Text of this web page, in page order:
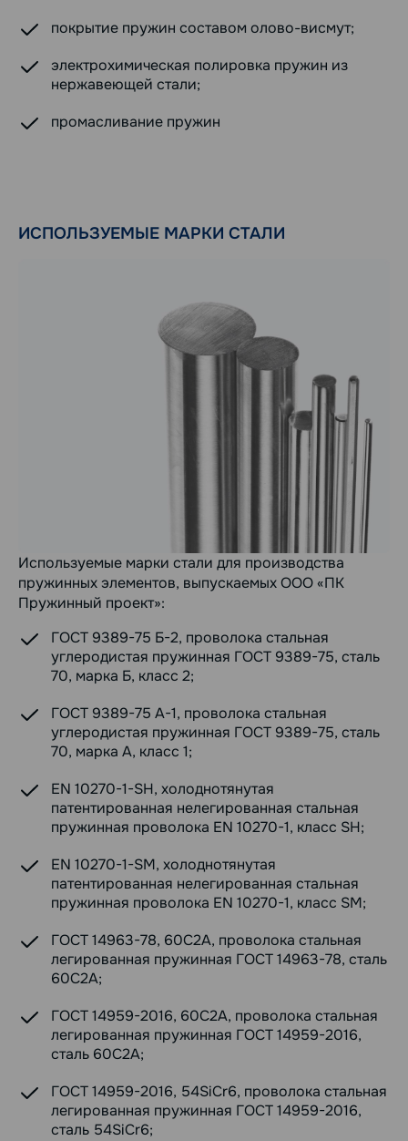
покрытие пружин составом олово-висмут;
электрохимическая полировка пружин из
нержавеющей стали;
промасливание пружин
ИСПОЛЬЗУЕМЫЕ МАРКИ СТАЛИ
Используемые марки стали для производства
пружинных элементов, выпускаемых ООО «ПК
Пружинный проект»:
ГОСТ 9389-75 Б-2, проволока стальная
углеродистая пружинная ГОСТ 9389-75, сталь
70, марка Б, класс 2;
ГОСТ 9389-75 А-1, проволока стальная
углеродистая пружинная ГОСТ 9389-75, сталь
70, марка А, класс 1;
EN 10270-1-SH, холоднотянутая
патентированная нелегированная стальная
пружинная проволока EN 10270-1, класс SH;
EN 10270-1-SM, холоднотянутая
патентированная нелегированная стальная
пружинная проволока EN 10270-1, класс SM;
ГОСТ 14963-78, 60С2А, проволока стальная
легированная пружинная ГОСТ 14963-78, сталь
60С2А;
ГОСТ 14959-2016, 60С2А, проволока стальная
легированная пружинная ГОСТ 14959-2016,
сталь 60С2А;
ГОСТ 14959-2016, 54SiCr6, проволока стальная
легированная пружинная ГОСТ 14959-2016,
сталь 54SiCr6;